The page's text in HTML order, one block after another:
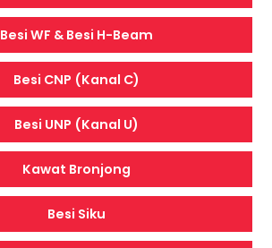
Besi WF & Besi H-Beam
Besi CNP (Kanal C)
Besi UNP (Kanal U)
Kawat Bronjong
Besi Siku